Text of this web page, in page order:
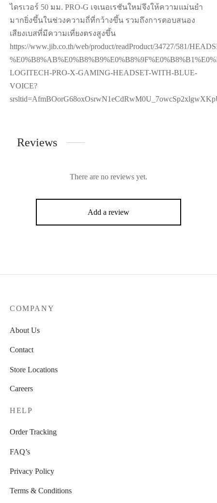
ไดรเวอร์ 50 มม. PRO-G เจเนอเรชันใหม่จึงให้ความแม่นยำ
มากยิ่งขึ้นในช่วงความถี่ที่กว้างขึ้น รวมถึงการตอบสนอง
เสียงเบสที่มีความเที่ยงตรงสูงขึ้น
https://www.jib.co.th/web/product/readProduct/34727/581/
LOGITECH-PRO-X-GAMING-HEADSET-WITH-BLUE-
VOICE?
Reviews
There are no reviews yet.
Add a review
COMPANY
About Us
Contact
Store Locations
Careers
HELP
Order Tracking
FAQ’s
Privacy Policy
Terms & Conditions